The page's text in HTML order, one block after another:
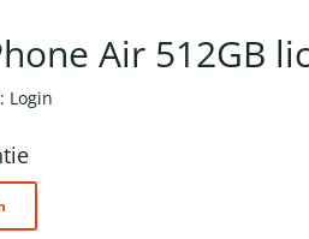
Air 512GB
Login